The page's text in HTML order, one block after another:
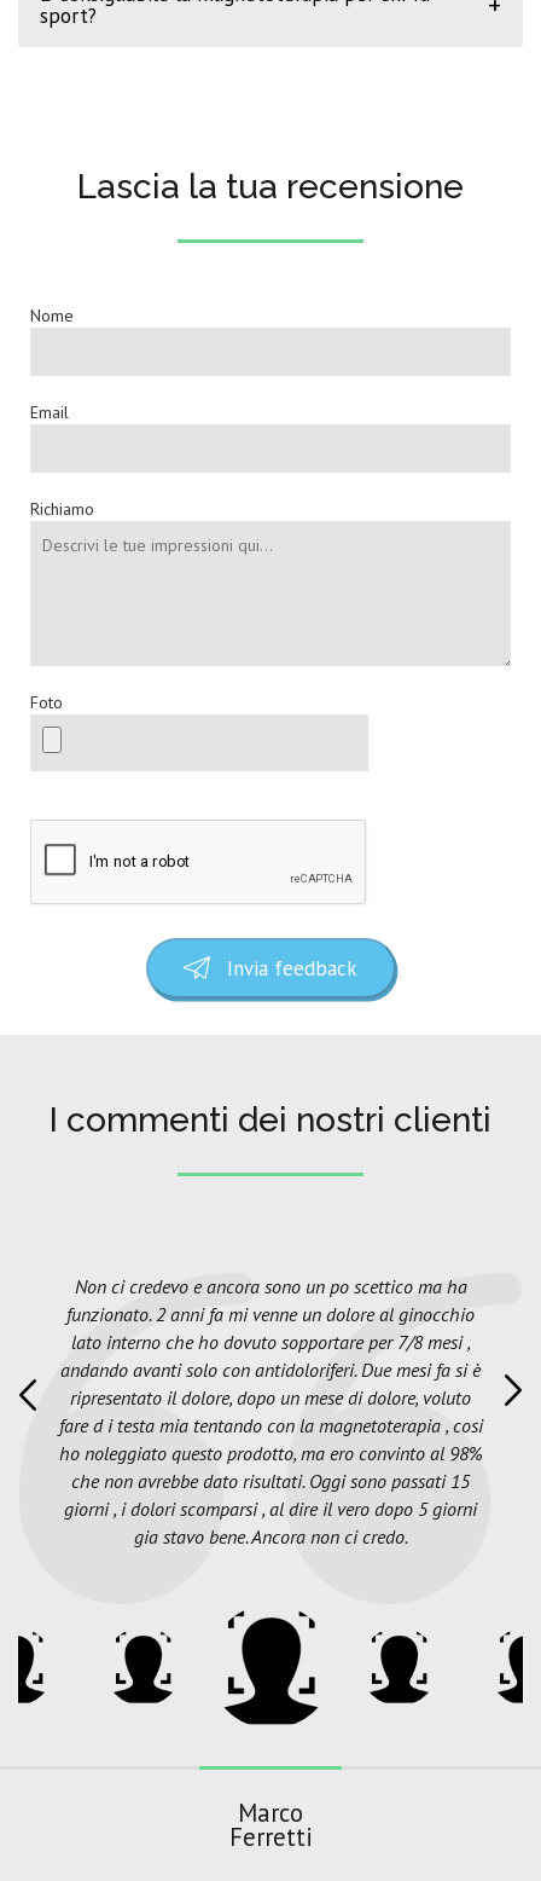
sport?
Lascia la tua recensione
Nome
Email
Richiamo
Foto
Invia feedback
I commenti dei nostri clienti
Non ci credevo e ancora sono un po scettico ma ha
funzionato. 2 anni fa mi venne un dolore al ginocchio
lato interno che ho dovuto sopportare per 7/8 mesi ,
andando avanti solo con antidoloriferi. Due mesi fa si è
ripresentato il dolore, dopo un mese di dolore, voluto
fare d i testa mia tentando con la magnetoterapia , cosi
ho noleggiato questo prodotto, ma ero convinto al 98%
che non avrebbe dato risultati. Oggi sono passati 15
giorni , i dolori scomparsi , al dire il vero dopo 5 giorni
gia stavo bene. Ancora non ci credo.
Marco
Ferretti